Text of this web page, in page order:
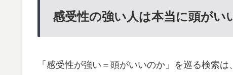
感受性の強い人は本当に頭がい
「感受性が強い＝頭がいいのか」を巡る検索は